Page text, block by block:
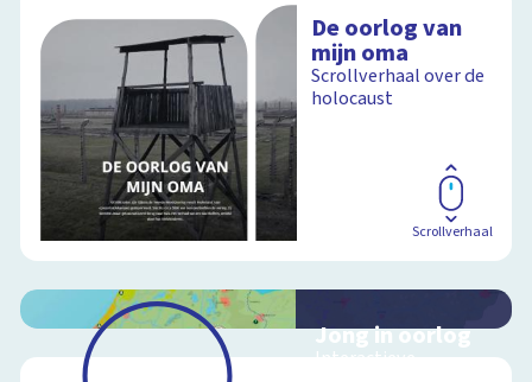
De oorlog van
mijn oma
Scrollverhaal over de
holocaust
Scrollverhaal
Jong in oorlog
Interactieve